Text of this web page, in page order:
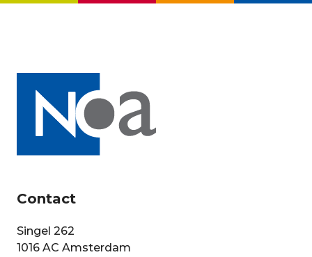
Contact
Singel 262
1016 AC Amsterdam